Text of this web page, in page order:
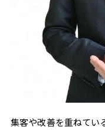
集客や改善を重ねてい